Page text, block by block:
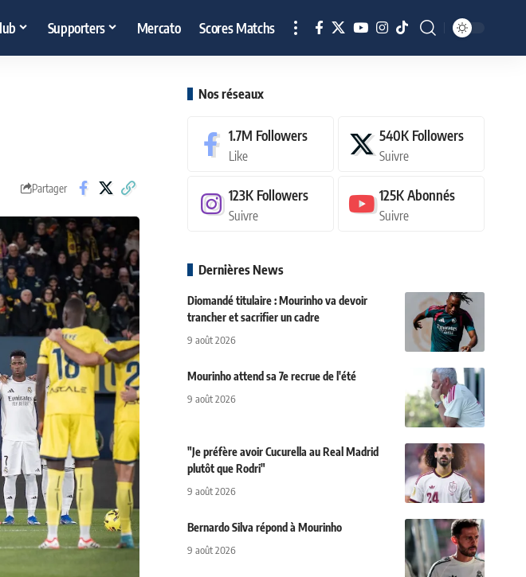
Supporters Mercato Scores Matchs
Partager
Nos réseaux
1.7M Followers
Like
540K Followers
Suivre
123K Followers
Suivre
125KAbonnés
Suivre
Dernières News
Diomandé titulaire : Mourinho va devoir
trancher et sacrifier un cadre
9 août 2026
Mourinho attend sa 7e recrue de l'été
9 août 2026
"Je préfère avoir Cucurella au Real Madrid
plutôt que Rodri"
9 août 2026
Bernardo Silva répond à Mourinho
9 août 2026